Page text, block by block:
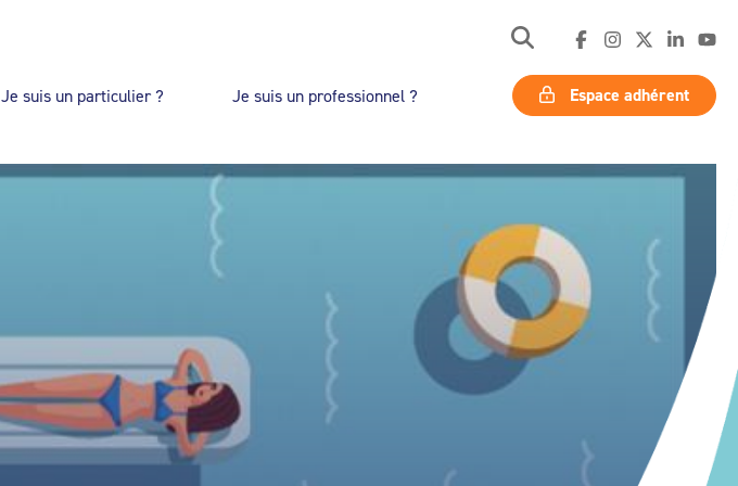
Je suis un particulier ? Je suis un professionnel ? Espace adhérent